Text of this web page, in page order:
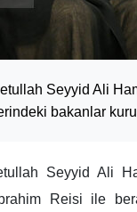
Seyyid Ali
bakanlar
Seyyid Ali
Reisi ile